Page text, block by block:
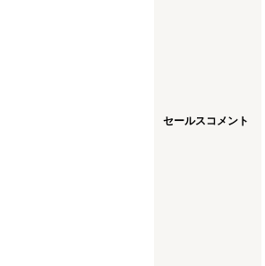
セールスコメント